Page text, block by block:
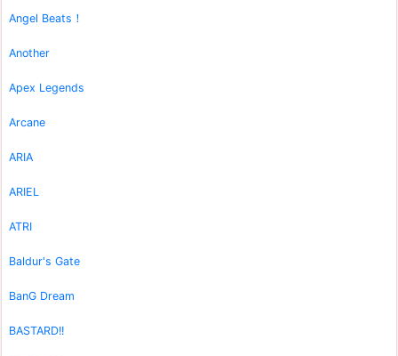
Angel Beats！
Another
Apex Legends
Arcane
ARIA
ARIEL
ATRI
Baldur's Gate
BanG Dream
BASTARD!!